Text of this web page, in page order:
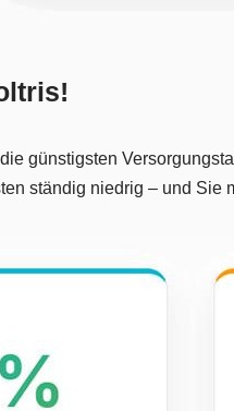
günstigsten
ständig niedrig – und Sie